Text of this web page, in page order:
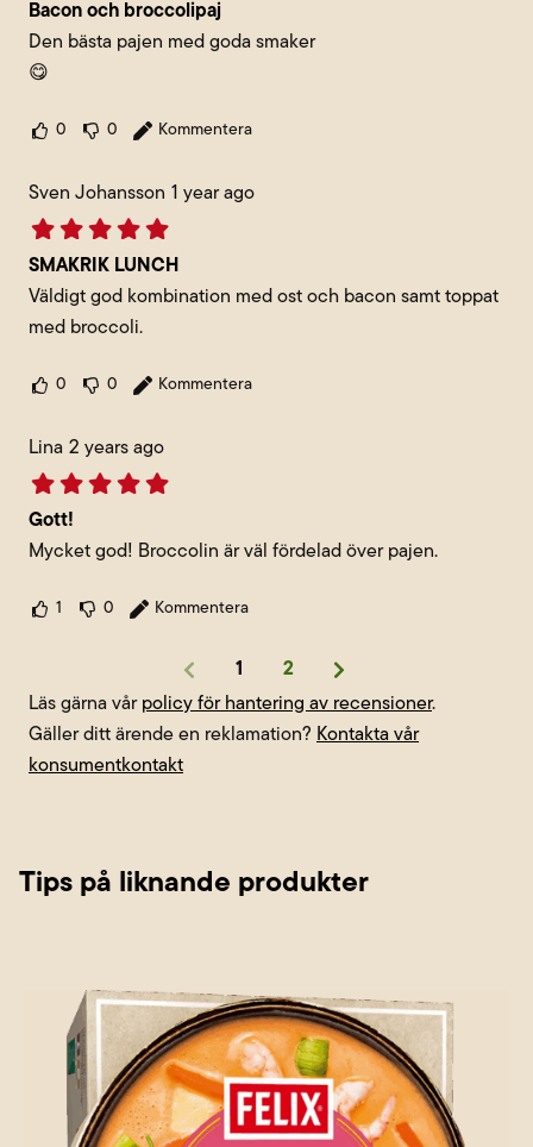
Bacon och broccolipaj
Den bästa pajen med goda smaker
😋
0 0 Kommentera
Sven Johansson 1 year ago
SMAKRIK LUNCH
Väldigt god kombination med ost och bacon samt toppat
med broccoli.
0 0 Kommentera
Lina 2 years ago
Gott!
Mycket god! Broccolin är väl fördelad över pajen.
1 0 Kommentera
1
2
Läs gärna vår policy för hantering av recensioner.
Gäller ditt ärende en reklamation? Kontakta vår
konsumentkontakt
Tips på liknande produkter